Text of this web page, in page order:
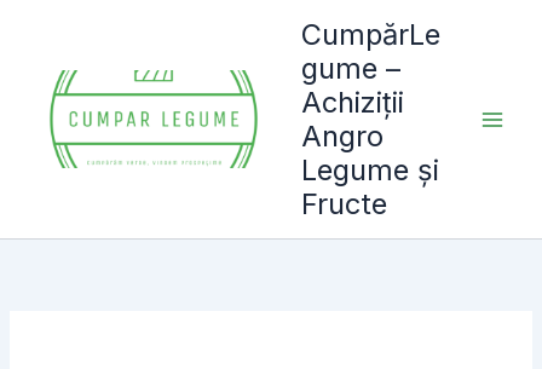
content
CumpărLe
gume –
Achiziții
Angro
Legume și
Fructe